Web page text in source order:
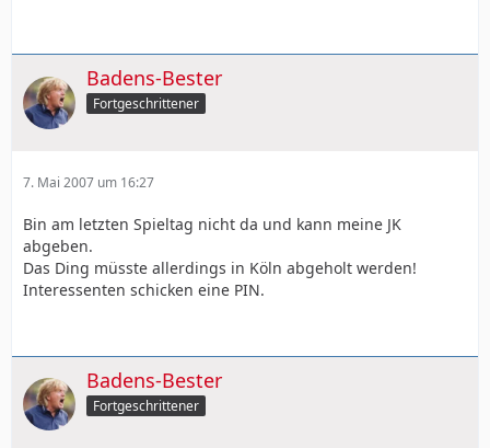
Badens-Bester
Fortgeschrittener
7. Mai 2007 um 16:27
Bin am letzten Spieltag nicht da und kann meine JK
abgeben.
Das Ding müsste allerdings in Köln abgeholt werden!
Interessenten schicken eine PIN.
Badens-Bester
Fortgeschrittener